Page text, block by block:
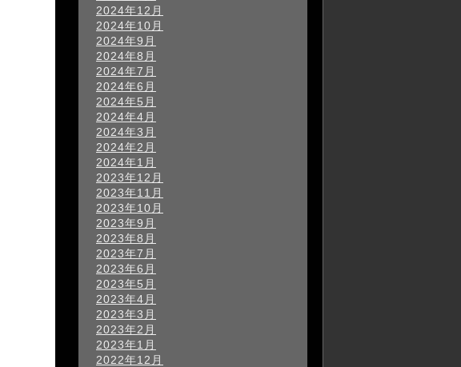
2024年12月
2024年10月
2024年9月
2024年8月
2024年7月
2024年6月
2024年5月
2024年4月
2024年3月
2024年2月
2024年1月
2023年12月
2023年11月
2023年10月
2023年9月
2023年8月
2023年7月
2023年6月
2023年5月
2023年4月
2023年3月
2023年2月
2023年1月
2022年12月